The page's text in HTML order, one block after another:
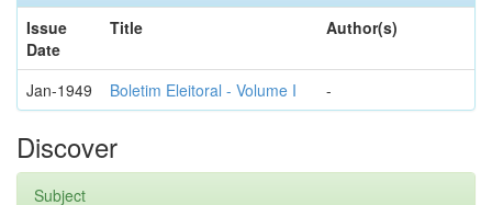
Issue
Date
Title Author(s)
Jan-1949 Boletim Eleitoral - Volume I -
Discover
Subject